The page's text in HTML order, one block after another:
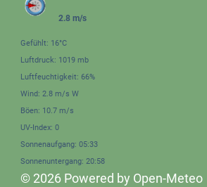
2.8 m/s
Gefühlt: 16°C
Luftdruck: 1019 mb
Luftfeuchtigkeit: 66%
Wind: 2.8 m/s W
Böen: 10.7 m/s
UV-Index: 0
Sonnenaufgang: 05:33
Sonnenuntergang: 20:58
© 2026 Powered by Open-Meteo